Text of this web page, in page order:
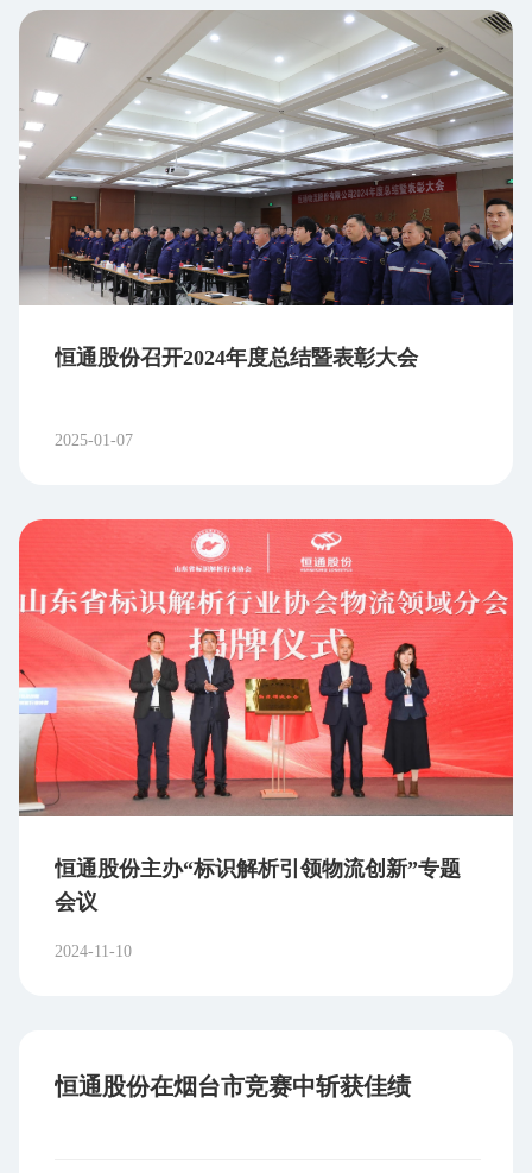
恒通股份召开2024年度总结暨表彰大会
2025-01-07
恒通股份主办“标识解析引领物流创新”专题
会议
2024-11-10
恒通股份在烟台市竞赛中斩获佳绩